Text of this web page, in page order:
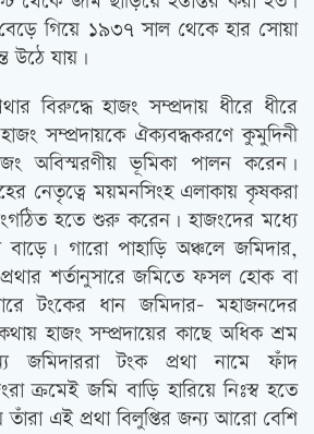
গিয়ে ১৯৩৭ সাল থেকে হার সোয়া
উঠে যায়।
বিরুদ্ধে হাজং সম্প্রদায় ধীরে ধীরে
সম্প্রদায়কে ঐক্যবদ্ধকরণে কুমুদিনী
অবিস্মরণীয় ভূমিকা পালন করেন।
নেতৃত্বে ময়মনসিংহ এলাকায় কৃষকরা
হতে শুরু করেন। হাজংদের মধ্যে
গারো পাহাড়ি অঞ্চলে জমিদার,
শর্তানুসারে জমিতে ফসল হোক বা
টংকের ধান জমিদার- মহাজনদের
হাজং সম্প্রদায়ের কাছে অধিক শ্রম
জমিদাররা টংক প্রথা নামে ফাঁদ
ক্রমেই জমি বাড়ি হারিয়ে নিঃস্ব হতে
এই প্রথা বিলুপ্তির জন্য আরো বেশি